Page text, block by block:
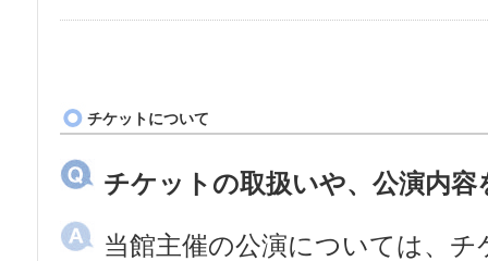
チケットについて
チケットの取扱いや、公演内
当館主催の公演については、